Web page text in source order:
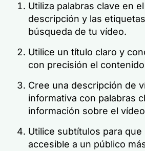
Utiliza palabras clave en
descripción y las
búsqueda de tu vídeo.
Utilice un título claro y
con precisión el
Cree una descripción de
informativa con palabras
información sobre el
Utilice subtítulos para que
accesible a un público